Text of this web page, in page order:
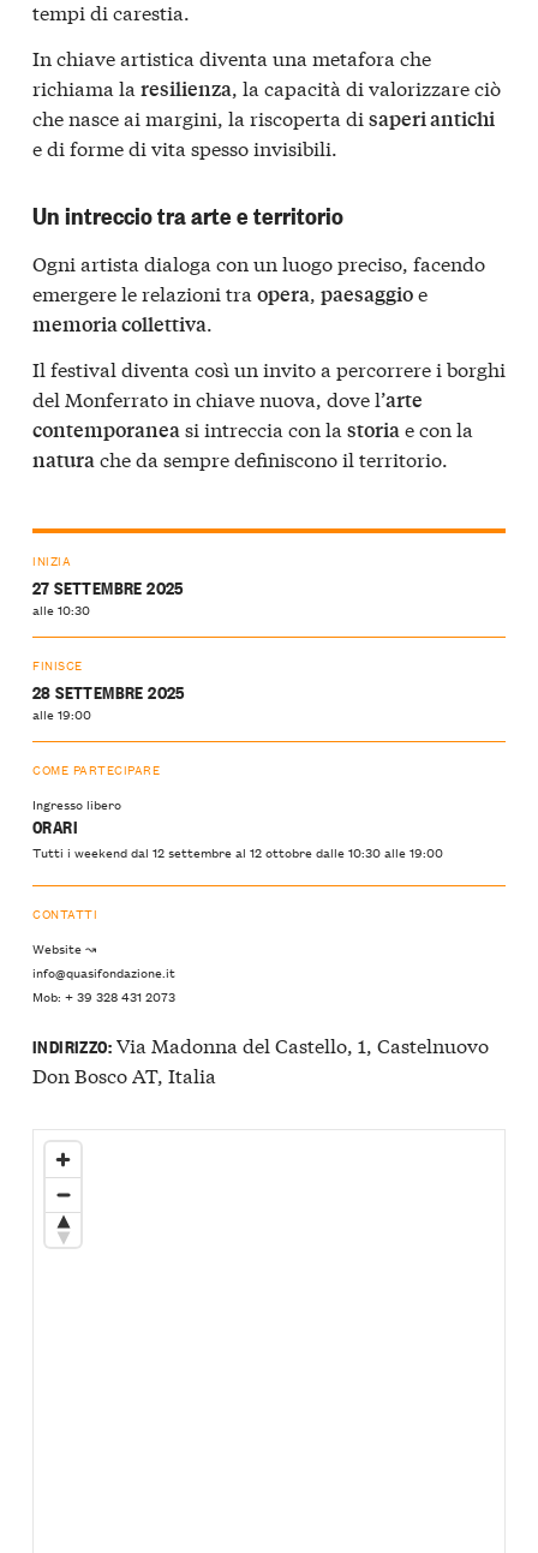
tempi di carestia.
In chiave artistica diventa una metafora che
richiama la resilienza, la capacità di valorizzare ciò
che nasce ai margini, la riscoperta di saperi antichi
e di forme di vita spesso invisibili.
Un intreccio tra arte e territorio
Ogni artista dialoga con un luogo preciso, facendo
emergere le relazioni tra opera, paesaggioe
memoria collettiva.
Il festival diventa così un invito a percorrere i borghi
del Monferrato in chiave nuova, dove l’arte
contemporaneasi intreccia con la storiae con la
naturache da sempre definiscono il territorio.
INIZIA
27 SETTEMBRE 2025
alle 10:30
FINISCE
28 SETTEMBRE 2025
alle 19:00
COME PARTECIPARE
Ingresso libero
ORARI
Tutti i weekend dal 12 settembre al 12 ottobre dalle 10:30 alle 19:00
CONTATTI
Website ↝
info@quasifondazione.it
Mob: + 39 328 431 2073
INDIRIZZO:Via Madonna del Castello, 1, Castelnuovo
Don Bosco AT, Italia